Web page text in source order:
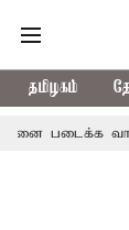
தமிழகம்
வாய்ப்பு...